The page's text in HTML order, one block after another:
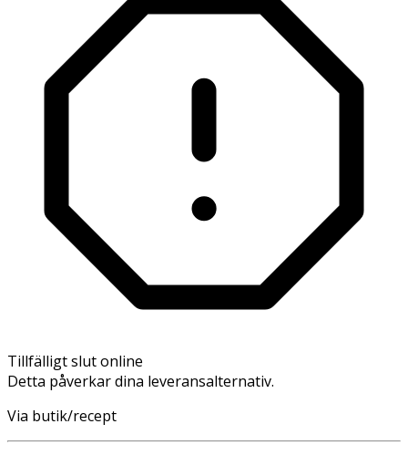
Tillfälligt slut online
Detta påverkar dina leveransalternativ.
Via butik/recept